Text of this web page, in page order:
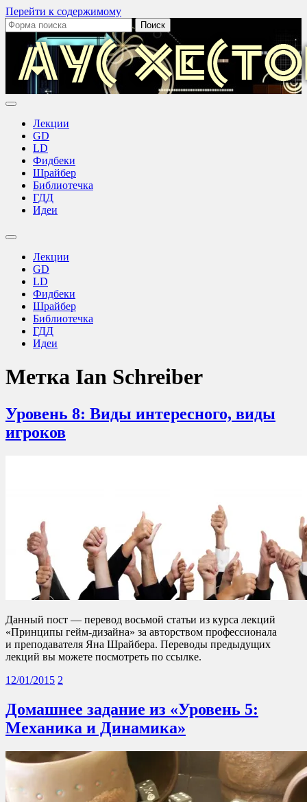
Перейти к содержимому
Поиск:
Аус
Лекции
GD
LD
Фидбеки
Шрайбер
Библиотечка
ГДД
Идеи
Переключить
поискаЛекции
GD
LD
Фидбеки
Шрайбер
Библиотечка
ГДД
Идеи
Метка Ian Schreiber
Уровень 8: Виды интересного, виды
игроков
Данный пост — перевод восьмой статьи из курса лекций
«Принципы гейм-дизайна» за авторством профессионала
и преподавателя Яна Шрайбера. Переводы предыдущих
лекций вы можете посмотреть по ссылке.
12/01/2015 2
Домашнее задание из «Уровень 5:
Механика и Динамика»